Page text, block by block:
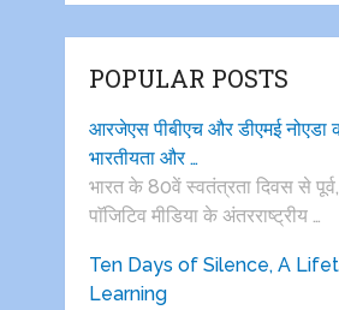
POPULAR POSTS
आरजेएस पीबीएच और डीएमई नोएडा
भारतीयता और …
भारत के 80वें स्वतंत्रता दिवस से
पाॅजिटिव मीडिया के अंतरराष्ट्रीय …
Ten Days of Silence, A
Learning